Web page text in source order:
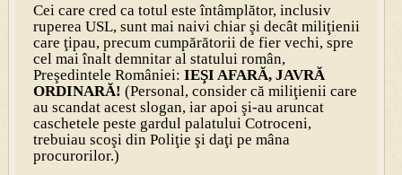
Cei care cred ca totul este întâmplător, inclusiv
ruperea USL, sunt mai naivi chiar şi decât miliţienii
care ţipau, precum cumpărătorii de fier vechi, spre
cel mai înalt demnitar al statului român,
Preşedintele României: IEŞI AFARĂ, JAVRĂ
ORDINARĂ! (Personal, consider că miliţienii care
au scandat acest slogan, iar apoi şi-au aruncat
caschetele peste gardul palatului Cotroceni,
trebuiau scoşi din Poliţie şi daţi pe mâna
procurorilor.)